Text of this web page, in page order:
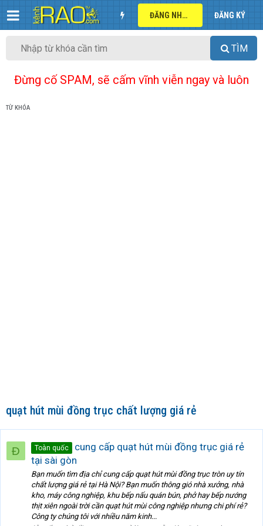
ĐĂNG NHẬP ĐĂNG KÝ
TÌM
Đừng cố SPAM, sẽ cấm vĩnh viễn ngay và luôn
TỪ KHÓA
quạt hút mùi đồng trục chất lượng giá rẻ
Đ Toàn quốc
cung cấp quạt hút mùi đồng trục giá rẻ
tại sài gòn
Bạn muốn tìm địa chỉ cung cấp quạt hút mùi đồng trục tròn uy tín
chất lượng giá rẻ tại Hà Nội? Bạn muốn thông gió nhà xưởng, nhà
kho, máy công nghiệp, khu bếp nấu quán bún, phở hay bếp nướng
thịt xiên ngoài trời cần quạt hút mùi công nghiệp nhưng chi phí rẻ?
Công ty chúng tôi với nhiều năm kinh...